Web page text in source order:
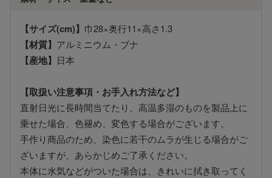
【サイズ(cm)】 巾28×奥行11×高さ1.3
【材質】 アルミニウム・ブナ
【産地】 日本
【取扱い注意事項・お手入れ方法など】
直射日光に長時間当てたり、高温多湿のものを製品上に
乗せた場合、色褪め、変色する場合がございます。
手作り商品のため、染色に若干のムラが生じる場合がご
ざいますが、あらかじめご了承ください。
本体に水気などがついた場合は、きれいに拭き取ってく